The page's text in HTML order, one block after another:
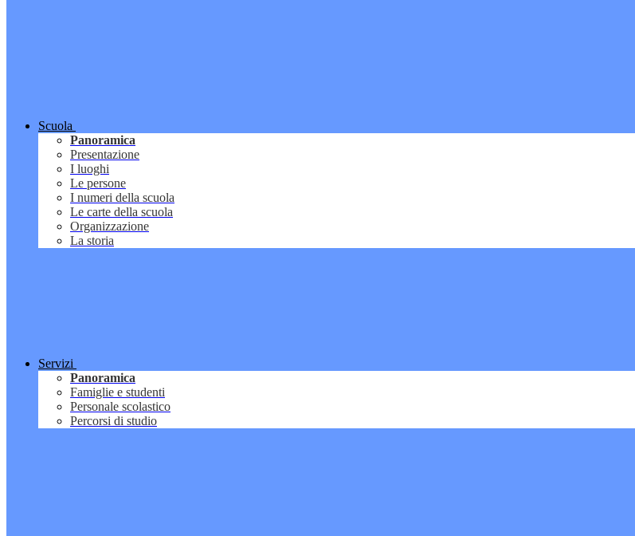
Scuola
Panoramica
Presentazione
I luoghi
Le persone
I numeri della scuola
Le carte della scuola
Organizzazione
La storia
Servizi
Panoramica
Famiglie e studenti
Personale scolastico
Percorsi di studio